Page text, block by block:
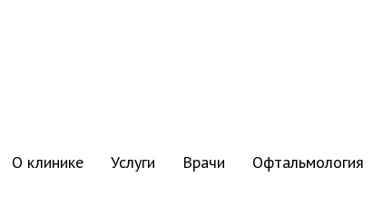
О клинике Услуги Врачи Офтальмология